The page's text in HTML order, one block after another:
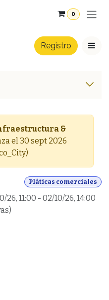
0
Registro
&
el 30 sept 2026
)
Pláticas comerciales
26, 11:00 - 02/10/26, 14:00
)